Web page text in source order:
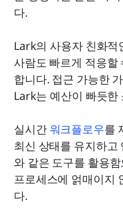
다.
Lark의 사용자 친화적
사람도 빠르게 적응할
합니다. 접근 가능한
Lark는 예산이 빠듯한
실시간 워크플로우를
최신 상태를 유지하
와 같은 도구를 활용
프로세스에 얽매이지
다.